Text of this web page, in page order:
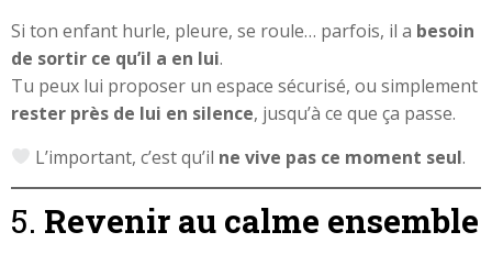
Si ton enfant hurle, pleure, se roule… parfois, il a besoin
de sortir ce qu’il a en lui.
Tu peux lui proposer un espace sécurisé, ou simplement
rester près de lui en silence, jusqu’à ce que ça passe.
L’important, c’est qu’il ne vive pas ce moment seul.
5. Revenir au calme ensemble